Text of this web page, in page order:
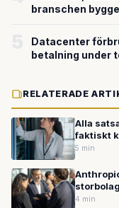
branschen
Datacenter
betalning under
RELATERADE
Alla
faktiskt
5 min
4 min